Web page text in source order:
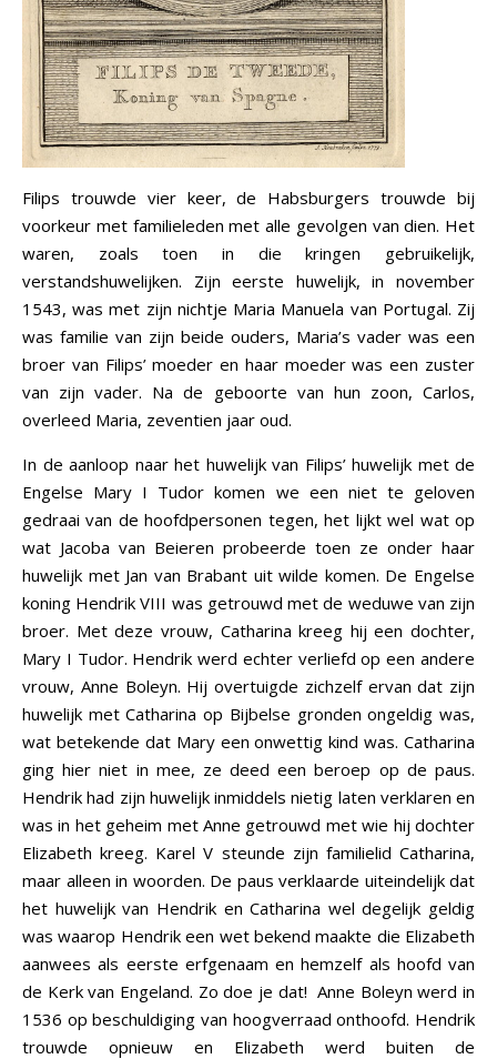
Filips trouwde vier keer, de Habsburgers trouwde bij
voorkeur met familieleden met alle gevolgen van dien. Het
waren, zoals toen in die kringen gebruikelijk,
verstandshuwelijken. Zijn eerste huwelijk, in november
1543, was met zijn nichtje Maria Manuela van Portugal. Zij
was familie van zijn beide ouders, Maria’s vader was een
broer van Filips’ moeder en haar moeder was een zuster
van zijn vader. Na de geboorte van hun zoon, Carlos,
overleed Maria, zeventien jaar oud.
In de aanloop naar het huwelijk van Filips’ huwelijk met de
Engelse Mary I Tudor komen we een niet te geloven
gedraai van de hoofdpersonen tegen, het lijkt wel wat op
wat Jacoba van Beieren probeerde toen ze onder haar
huwelijk met Jan van Brabant uit wilde komen. De Engelse
koning Hendrik VIII was getrouwd met de weduwe van zijn
broer. Met deze vrouw, Catharina kreeg hij een dochter,
Mary I Tudor. Hendrik werd echter verliefd op een andere
vrouw, Anne Boleyn. Hij overtuigde zichzelf ervan dat zijn
huwelijk met Catharina op Bijbelse gronden ongeldig was,
wat betekende dat Mary een onwettig kind was. Catharina
ging hier niet in mee, ze deed een beroep op de paus.
Hendrik had zijn huwelijk inmiddels nietig laten verklaren en
was in het geheim met Anne getrouwd met wie hij dochter
Elizabeth kreeg. Karel V steunde zijn familielid Catharina,
maar alleen in woorden. De paus verklaarde uiteindelijk dat
het huwelijk van Hendrik en Catharina wel degelijk geldig
was waarop Hendrik een wet bekend maakte die Elizabeth
aanwees als eerste erfgenaam en hemzelf als hoofd van
de Kerk van Engeland. Zo doe je dat! Anne Boleyn werd in
1536 op beschuldiging van hoogverraad onthoofd. Hendrik
trouwde opnieuw en Elizabeth werd buiten de